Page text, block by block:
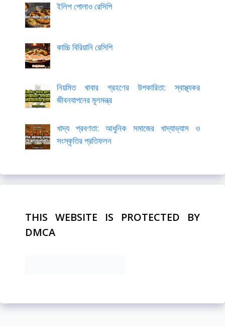
ইলিশ পোলাও রেসিপি
কাচ্চি বিরিয়ানি রেসিপি
নিয়মিত খাবার গ্রহণের উপকারিতা: স্বাস্থ্যকর
জীবনযাপনের মূলমন্ত্র
খাদ্য প্রবণতা: আধুনিক সমাজের খাদ্যাভ্যাস ও
সংস্কৃতির প্রতিফলন
THIS WEBSITE IS PROTECTED BY
DMCA